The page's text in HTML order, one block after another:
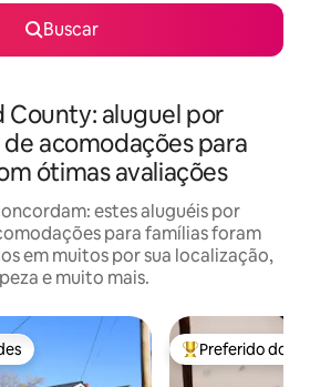
Buscar
County: aluguel por
acomodações para
ótimas avaliações
estes aluguéis por
para famílias foram
em muitos por sua localização,
e muito mais.
Entre os
Preferido dos